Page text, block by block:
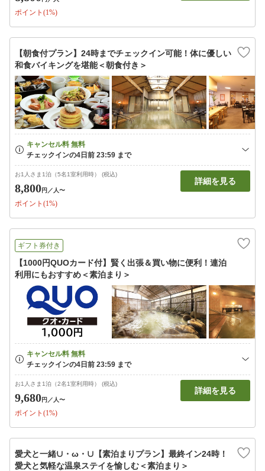
ポイント(1%)
【朝食付プラン】24時までチェックイン可能！体に優しい
和食バイキングを堪能＜朝食付き＞
お1人さま1泊（5名1室利用時） (税込)
8,800円 ／人〜
ポイント(1%)
詳細を見る
ギフト券付き
【1000円QUOカード付】賢く出張＆買い物に便利！連泊
利用にもおすすめ＜素泊まり＞
お1人さま1泊（2名1室利用時） (税込)
9,680円 ／人〜
ポイント(1%)
詳細を見る
愛犬と一緒∪・ω・∪【素泊まりプラン】最終イン24時！
愛犬と気軽な温泉ステイを愉しむ＜素泊まり＞